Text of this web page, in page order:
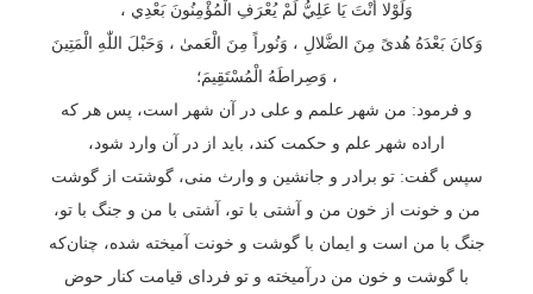
وَلَوْلا أَنْتَ يَا عَلِيُّ لَمْ يُعْرَفِ الْمُؤْمِنُونَ بَعْدِي ،
وَكانَ بَعْدَهُ هُدىً مِنَ الضَّلالِ ، وَنُوراً مِنَ الْعَمىٰ ، وَحَبْلَ اللّٰهِ الْمَتِينَ
، وَصِراطَهُ الْمُسْتَقِيمَ؛
و فرمود: من شهر علمم و علی در آن شهر است، پس هر که
اراده شهر علم و حکمت کند، باید از در آن وارد شود،
سپس گفت: تو برادر و جانشین و وارث منی، گوشتت از گوشت
من و خونت از خون من و آشتی با تو، آشتی با من و جنگ با تو،
جنگ با من است و ایمان با گوشت و خونت آمیخته شده، چنان‌که
با گوشت و خون من درآمیخته و تو فردای قیامت کنار حوض